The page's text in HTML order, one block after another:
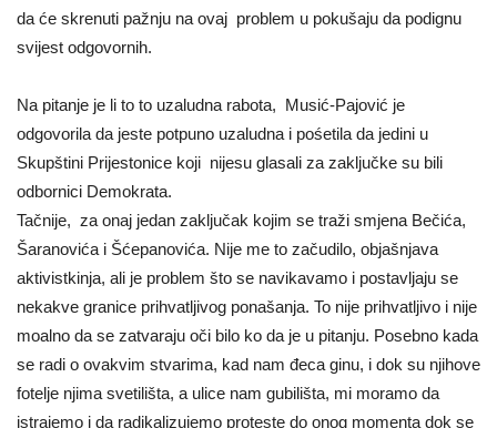
da će skrenuti pažnju na ovaj problem u pokušaju da podignu
svijest odgovornih.
Na pitanje je li to to uzaludna rabota, Musić-Pajović je
odgovorila da jeste potpuno uzaludna i pośetila da jedini u
Skupštini Prijestonice koji nijesu glasali za zaključke su bili
odbornici Demokrata.
Tačnije, za onaj jedan zaključak kojim se traži smjena Bečića,
Šaranovića i Šćepanovića. Nije me to začudilo, objašnjava
aktivistkinja, ali je problem što se navikavamo i postavljaju se
nekakve granice prihvatljivog ponašanja. To nije prihvatljivo i nije
moalno da se zatvaraju oči bilo ko da je u pitanju. Posebno kada
se radi o ovakvim stvarima, kad nam đeca ginu, i dok su njihove
fotelje njima svetilišta, a ulice nam gubilišta, mi moramo da
istrajemo i da radikalizujemo proteste do onog momenta dok se